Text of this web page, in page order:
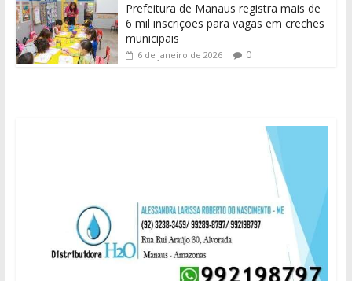
Prefeitura de Manaus registra mais de
6 mil inscrições para vagas em creches
municipais
6 de janeiro de 2026 0